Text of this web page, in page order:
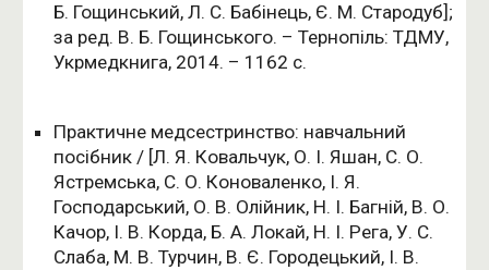
Б. Гощинський, Л. С. Бабінець, Є. М. Стародуб];
за ред. В. Б. Гощинського. – Тернопіль: ТДМУ,
Укрмедкнига, 2014. – 1162 с.
Практичне медсестринство: навчальний
посібник / [Л. Я. Ковальчук, О. І. Яшан, С. О.
Ястремська, С. О. Коноваленко, І. Я.
Господарський, О. В. Олійник, Н. І. Багній, В. О.
Качор, І. В. Корда, Б. А. Локай, Н. І. Рега, У. С.
Слаба, М. В. Турчин, В. Є. Городецький, І. В.